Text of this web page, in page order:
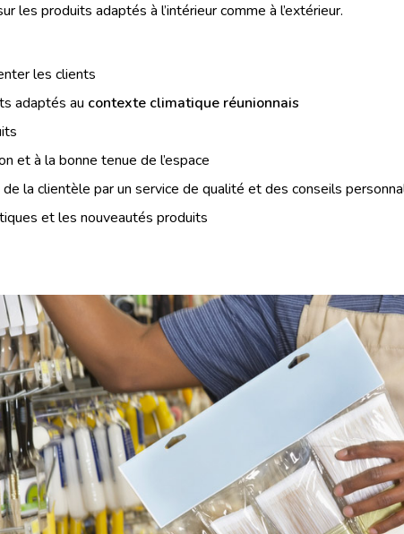
les produits adaptés à l’intérieur comme à l’extérieur.
les clients
adaptés au contexte climatique réunionnais
et à la bonne tenue de l’espace
la clientèle par un service de qualité et des conseils
et les nouveautés produits